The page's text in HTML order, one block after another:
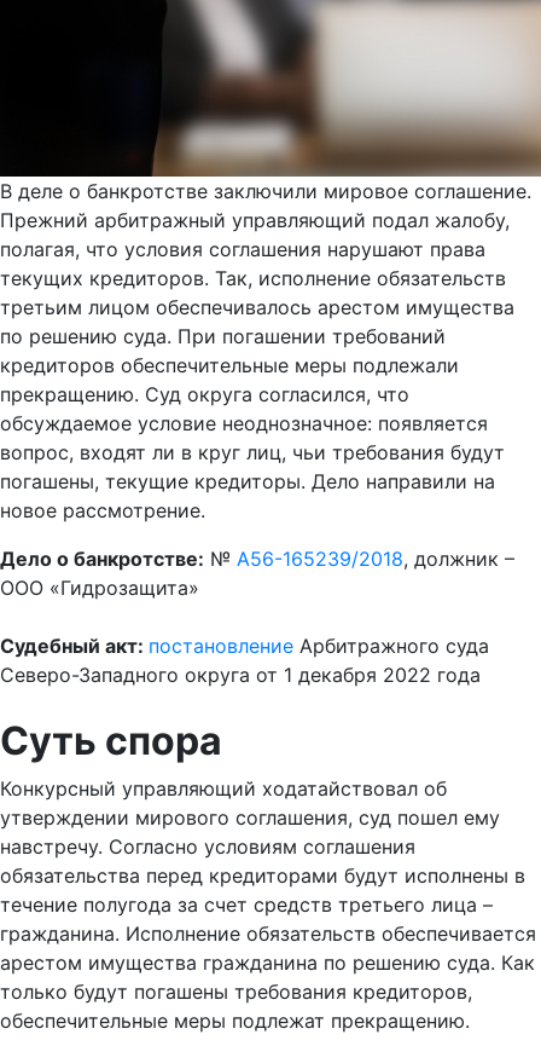
В деле о банкротстве заключили мировое соглашение.
Прежний арбитражный управляющий подал жалобу,
полагая, что условия соглашения нарушают права
текущих кредиторов. Так, исполнение обязательств
третьим лицом обеспечивалось арестом имущества
по решению суда. При погашении требований
кредиторов обеспечительные меры подлежали
прекращению. Суд округа согласился, что
обсуждаемое условие неоднозначное: появляется
вопрос, входят ли в круг лиц, чьи требования будут
погашены, текущие кредиторы. Дело направили на
новое рассмотрение.
Дело о банкротстве: № А56-165239/2018, должник –
ООО «Гидрозащита»
Судебный акт: постановление Арбитражного суда
Северо-Западного округа от 1 декабря 2022 года
Суть спора
Конкурсный управляющий ходатайствовал об
утверждении мирового соглашения, суд пошел ему
навстречу. Согласно условиям соглашения
обязательства перед кредиторами будут исполнены в
течение полугода за счет средств третьего лица –
гражданина. Исполнение обязательств обеспечивается
арестом имущества гражданина по решению суда. Как
только будут погашены требования кредиторов,
обеспечительные меры подлежат прекращению.